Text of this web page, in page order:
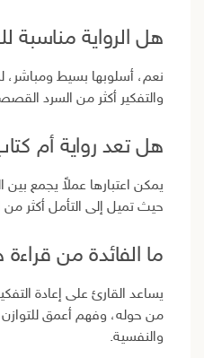
هل الرواية مناسبة
نعم، أسلوبها بسيط ومباشر،
والتفكير أكثر من السرد
هل تعد رواية أم
يمكن اعتبارها عملاً يجمع بين
حيث تميل إلى التأمل أكثر من
ما الفائدة من
يساعد القارئ على إعادة
من حوله، وفهم أعمق للتوازن
والنفسية.